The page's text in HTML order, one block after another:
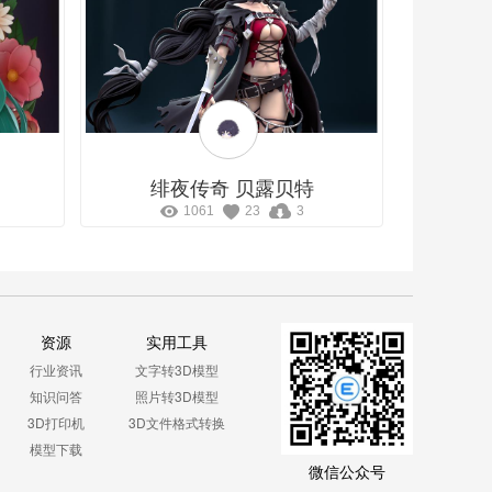
绯夜传奇 贝露贝特
1061 23 3
微信公众号
资源
行业资讯
知识问答
3D打印机
模型下载
实用工具
文字转3D模型
照片转3D模型
3D文件格式转换